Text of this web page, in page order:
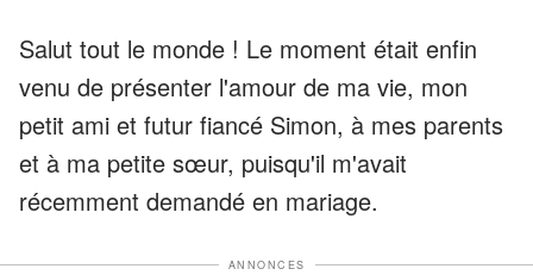
Salut tout le monde ! Le moment était enfin
venu de présenter l'amour de ma vie, mon
petit ami et futur fiancé Simon, à mes parents
et à ma petite sœur, puisqu'il m'avait
récemment demandé en mariage.
ANNONCES